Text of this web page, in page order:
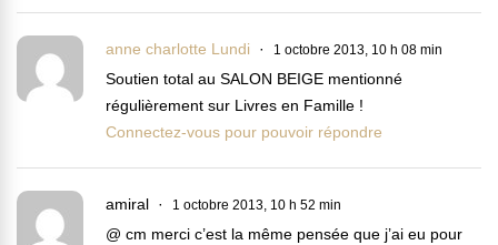
anne charlotte Lundi 1 octobre 2013, 10 h 08 min
Soutien total au SALON BEIGE mentionné
régulièrement sur Livres en Famille !
Connectez-vous pour pouvoir répondre
amiral 1 octobre 2013, 10 h 52 min
@ cm merci c’est la même pensée que j’ai eu pour